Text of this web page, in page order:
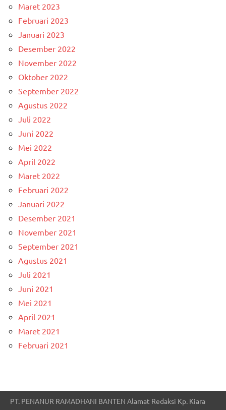
Maret 2023
Februari 2023
Januari 2023
Desember 2022
November 2022
Oktober 2022
September 2022
Agustus 2022
Juli 2022
Juni 2022
Mei 2022
April 2022
Maret 2022
Februari 2022
Januari 2022
Desember 2021
November 2021
September 2021
Agustus 2021
Juli 2021
Juni 2021
Mei 2021
April 2021
Maret 2021
Februari 2021
PT. PENANUR RAMADHANI BANTEN Alamat Redaksi Kp. Kiara